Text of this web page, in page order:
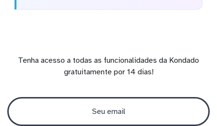
Tenha acesso a todas as funcionalidades da Kondado
gratuitamente por 14 dias!